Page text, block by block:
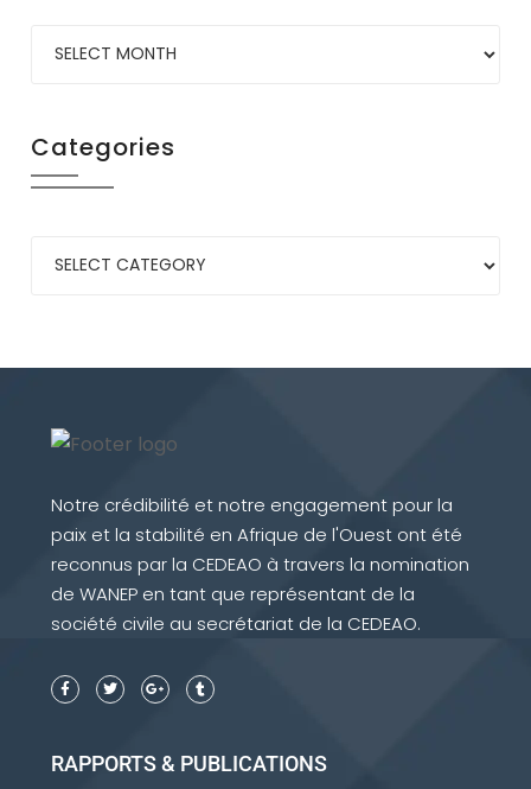
Categories
Notre crédibilité et notre engagement pour la
paix et la stabilité en Afrique de l'Ouest ont été
reconnus par la CEDEAO à travers la nomination
de WANEP en tant que représentant de la
société civile au secrétariat de la CEDEAO.
RAPPORTS & PUBLICATIONS